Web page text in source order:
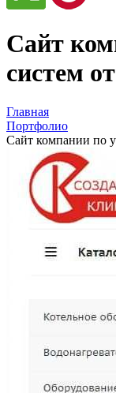
Сайт
систем
Главная
Портфолио
Сайт компании по